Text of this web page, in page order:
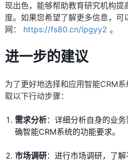
现出色，能够帮助教育研究机构提
度。如果您希望了解更多信息，可
网：
https://fs80.cn/lpgyy2 。
进一步的建议
为了更好地选择和应用智能CRM
取以下行动步骤：
需求分析：详细分析自身的业
确智能CRM系统的功能要求。
市场调研：进行市场调研，了